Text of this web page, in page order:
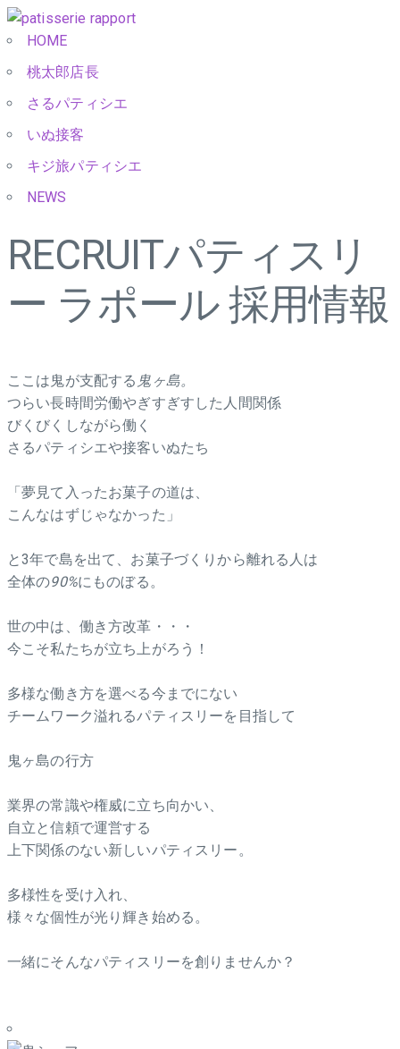
HOME
桃太郎店長
さるパティシエ
いぬ接客
キジ旅パティシエ
NEWS
RECRUITパティスリ
ー ラポール 採用情報
ここは鬼が支配する 鬼ヶ島。
つらい長時間労働やぎすぎすした人間関係
びくびくしながら働く
さるパティシエや接客いぬたち
「夢見て入ったお菓子の道は、
こんなはずじゃなかった」
と3年で島を出て、お菓子づくりから離れる人は
全体の90%にものぼる。
世の中は、働き方改革・・・
今こそ私たちが立ち上がろう！
多様な働き方を選べる今までにない
チームワーク溢れるパティスリーを目指して
鬼ヶ島の行方
業界の常識や権威に立ち向かい、
自立と信頼で運営する
上下関係のない新しいパティスリー。
多様性を受け入れ、
様々な個性が光り輝き始める。
一緒にそんなパティスリーを創りませんか？